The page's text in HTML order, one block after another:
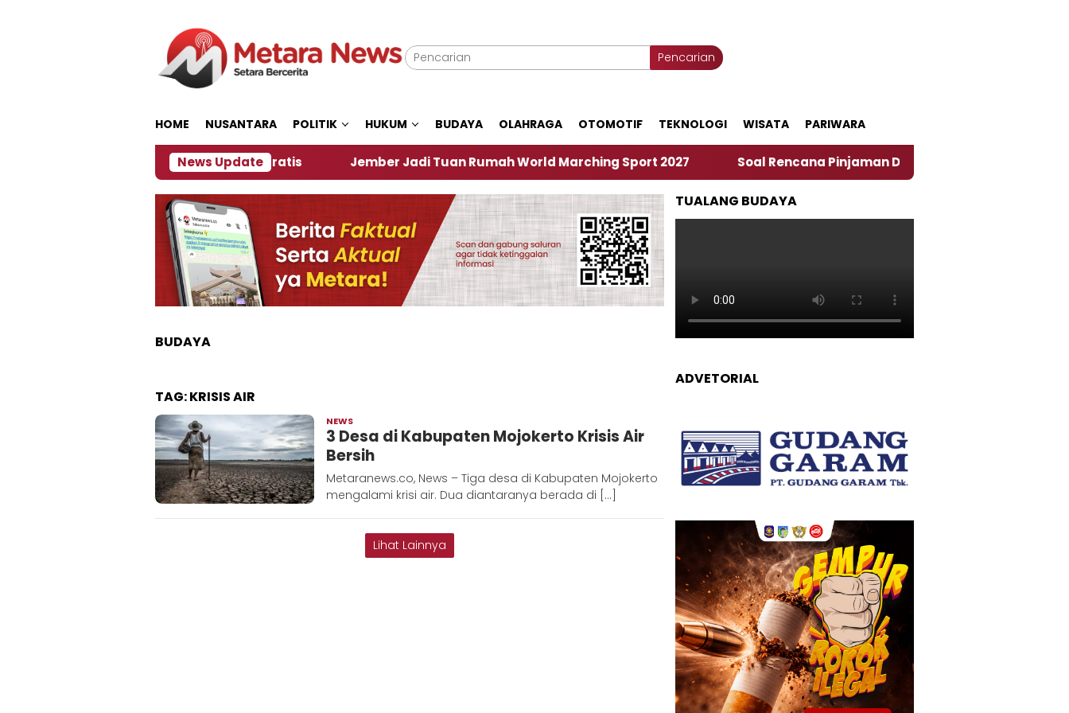
Pencarian
HOME NUSANTARA POLITIK HUKUM BUDAYA OLAHRAGA OTOMOTIF TEKNOLOGI WISATA PARIWARA
News Update
Siapkan Kopi dan Pijat Gratis Jember Jadi Tuan Rumah World Marching Sport 2027 ‎Soal Rencana Pinjaman Daerah Pemkab Jember, Ini Kata
BUDAYA
TAG:KRISIS AIR
NEWS
D
3 Desa di Kabupaten Mojokerto Krisis Air
Bersih
Metaranews.co, News – Tiga desa di Kabupaten Mojokerto
mengalami krisi air. Dua diantaranya berada di […]
Lihat Lainnya
TUALANG BUDAYA
ADVETORIAL